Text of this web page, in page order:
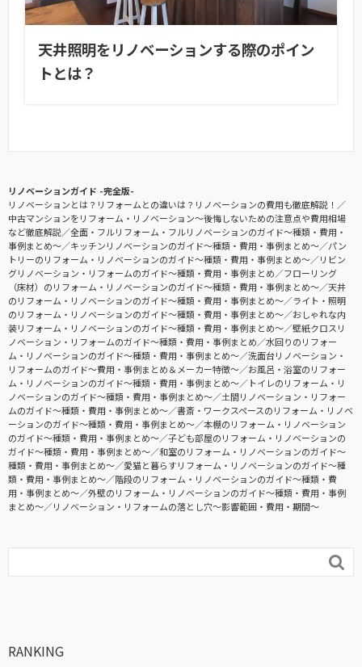
天井照明をリノベーションする際のポイン
トとは？
リノベーションガイド -完全版-
リノベーションとは？リフォームとの違いは？リノベーションの費用も徹底解説！
中古マンションをリフォーム・リノベーション〜後悔しないための注意点や費用相場
など徹底解説
全面・フルリフォーム・フルリノベーションのガイド〜種類・費用・
事例まとめ〜
キッチンリノベーションのガイド〜種類・費用・事例まとめ〜
パン
トリーのリフォーム・リノベーションのガイド〜種類・費用・事例まとめ〜
リビン
グリノベーション・リフォームのガイド〜種類・費用・事例まとめ
フローリング
（床材）のリフォーム・リノベーションのガイド〜種類・費用・事例まとめ〜
天井
のリフォーム・リノベーションのガイド〜種類・費用・事例まとめ〜
ライト・照明
のリフォーム・リノベーションのガイド〜種類・費用・事例まとめ〜
おしゃれな内
装リフォーム・リノベーションのガイド〜種類・費用・事例まとめ〜
壁紙クロスリ
ノベーション・リフォームのガイド〜種類・費用・事例まとめ
水回りのリフォー
ム・リノベーションのガイド〜種類・費用・事例まとめ〜
洗面台リノベーション・
リフォームのガイド〜費用・事例まとめ＆メーカー特徴〜
お風呂・浴室のリフォー
ム・リノベーションのガイド〜種類・費用・事例まとめ〜
トイレのリフォーム・リ
ノベーションのガイド〜種類・費用・事例まとめ〜
土間リノベーション・リフォー
ムのガイド〜種類・費用・事例まとめ〜
書斎・ワークスペースのリフォーム・リノベ
ーションのガイド〜種類・費用・事例まとめ〜
本棚のリフォーム・リノベーション
のガイド〜種類・費用・事例まとめ〜
子ども部屋のリフォーム・リノベーションの
ガイド〜種類・費用・事例まとめ〜
和室のリフォーム・リノベーションのガイド〜
種類・費用・事例まとめ〜
愛猫と暮らすリフォーム・リノベーションのガイド〜種
類・費用・事例まとめ〜
階段のリフォーム・リノベーションのガイド〜種類・費
用・事例まとめ〜
外壁のリフォーム・リノベーションのガイド〜種類・費用・事例
まとめ〜
リノベーション・リフォームの落とし穴～影響範囲・費用・期間～

RANKING